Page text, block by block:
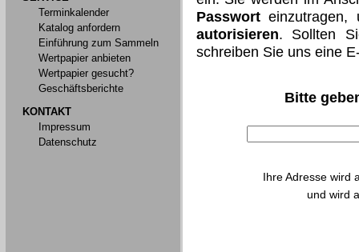
Terminkalender
Katalog anfordern
Einführung zum Sammeln
Wertpapier anbieten
Wertpapier gesucht?
Geschäftsberichte
KONTAKT
Impressum
Datenschutz
Passworteinzutragen,
autorisieren. Sollten
schreiben Sie uns eine
Bitte
Ihre Adresse wird
und wird